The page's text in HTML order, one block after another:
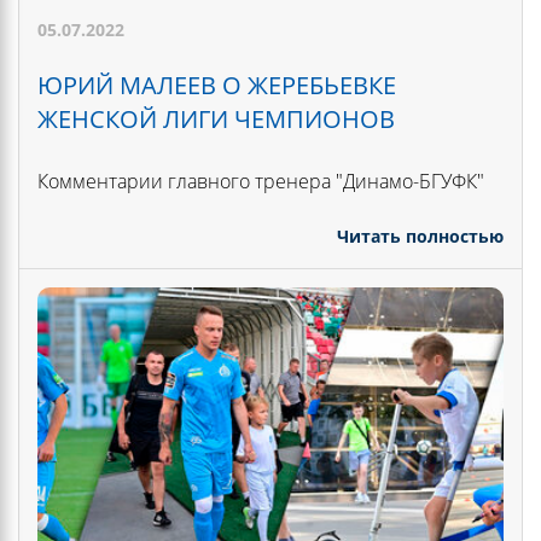
05.07.2022
ЮРИЙ МАЛЕЕВ О ЖЕРЕБЬЕВКЕ
ЖЕНСКОЙ ЛИГИ ЧЕМПИОНОВ
Комментарии главного тренера "Динамо-БГУФК"
Читать полностью